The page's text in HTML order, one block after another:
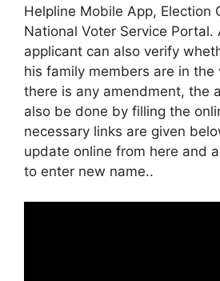
Helpline Mobile App, Election
National Voter Service Portal.
applicant can also verify
his family members are in
there is any amendment, the
also be done by filling the
necessary links are given
update online from here and
to enter new name..